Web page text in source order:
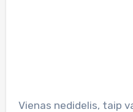
Vienas nedidelis, taip vadinamas Andalūzijos